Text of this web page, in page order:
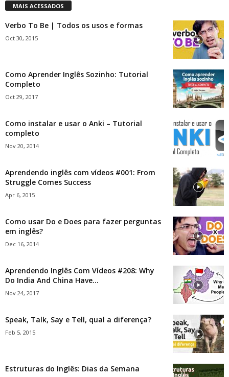
MAIS ACESSADOS
Verbo To Be | Todos os usos e formas
Oct 30, 2015
Como Aprender Inglês Sozinho: Tutorial
Completo
Oct 29, 2017
Como instalar e usar o Anki – Tutorial
completo
Nov 20, 2014
Aprendendo inglês com vídeos #001: From
Struggle Comes Success
Apr 6, 2015
Como usar Do e Does para fazer perguntas
em inglês?
Dec 16, 2014
Aprendendo Inglês Com Vídeos #208: Why
Do India And China Have...
Nov 24, 2017
Speak, Talk, Say e Tell, qual a diferença?
Feb 5, 2015
Estruturas do Inglês: Dias da Semana